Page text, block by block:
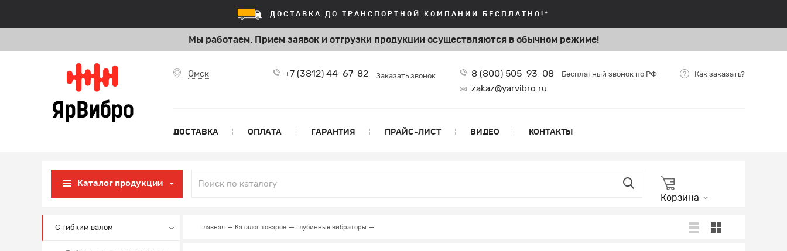
ДОСТАВКА ДО ТРАНСПОРТНОЙ КОМПАНИИ БЕСПЛАТНО!*
Мы работаем. Прием заявок и отгрузки продукции осуществляются в обычном режиме!
Омск +7 (3812) 44-67-82 Заказать звонок 8 (800) 505-93-08 Бесплатный звонок по РФ
zakaz@yarvibro.ru
Как заказать?
ДОСТАВКА ОПЛАТА ГАРАНТИЯ ПРАЙС-ЛИСТ ВИДЕО КОНТАКТЫ
Каталог продукции
Корзина
С гибким валом Главная Каталог товаров Глубинные вибраторы